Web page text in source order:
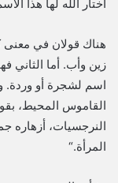
اختار الله لها هذا
هناك قولان في معنى
زين وأب. أما الثاني
اسم لشجرة أو وردة.
القاموس المحيط،
النرجسيات، أزهاره
المرأة.“